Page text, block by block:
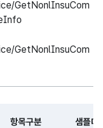
GetNonlInsuCom
GetNonlInsuCom
항목구분 샘플데